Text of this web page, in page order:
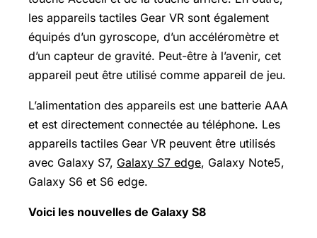
les appareils tactiles Gear VR sont également
équipés d’un gyroscope, d’un accéléromètre et
d’un capteur de gravité. Peut-être à l’avenir, cet
appareil peut être utilisé comme appareil de jeu.
L’alimentation des appareils est une batterie AAA
et est directement connectée au téléphone. Les
appareils tactiles Gear VR peuvent être utilisés
avec Galaxy S7, Galaxy S7 edge, Galaxy Note5,
Galaxy S6 et S6 edge.
Voici les nouvelles de Galaxy S8